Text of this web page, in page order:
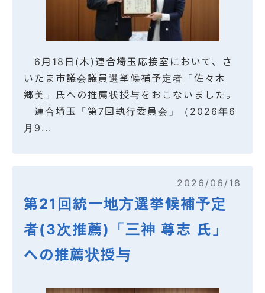
6月18日(木)連合埼玉応接室において、さ
いたま市議会議員選挙候補予定者「佐々木
郷美」氏への推薦状授与をおこないました。
連合埼玉「第7回執行委員会」（2026年6
月9...
2026/06/18
第21回統一地方選挙候補予定
者(3次推薦)「三神 尊志 氏」
への推薦状授与